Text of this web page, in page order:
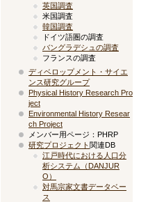
英国調査
米国調査
韓国調査
ドイツ語圏の調査
バングラデシュの調査
フランスの調査
ディベロップメント・サイエ
ンス研究グループ
Physical History Research Pro
ject
Environmental History Resear
ch Project
メンバー用ページ：PHRP
研究プロジェクト関連DB
江戸時代における人口分
析システム（DANJUR
O）
対馬宗家文書データベー
ス